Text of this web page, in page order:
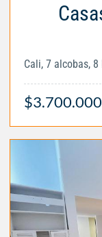
Cali, 7 alcobas,